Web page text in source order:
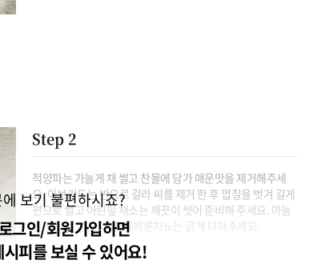
Step 2
적양파는 가늘게 채 썰고 찬물에 담가 매운맛을 제거해주세
요. 아보카도는 반으로 갈라 씨를 제거 한 후 껍질을 벗겨 길게
편으로 썰고 어린잎 채소는 깨끗이 씻어 준비해 주세요. 마늘
은 편으로 썰고 대파, 페페론치노는 굵게 다져주세요.
보기 불편하시죠?
그인/회원가입하면
피를 보실 수 있어요!